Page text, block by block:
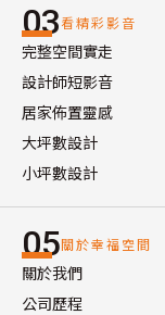
03看精彩影音
完整空間實走
設計師短影音
居家佈置靈感
大坪數設計
小坪數設計
05關於幸福空間
關於我們
公司歷程